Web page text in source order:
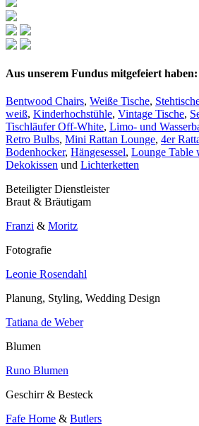
Aus unserem Fundus mitgefeiert haben:
Bentwood Chairs, Weiße Tische,
weiß, Kinderhochstühle, Vintage Tische,
Tischläufer Off-White, Limo- und
Retro Bulbs, Mini Rattan Lounge, 4er
Bodenhocker, Hängesessel, Lounge Table
Dekokissen und Lichterketten
Beteiligter Dienstleister
Braut & Bräutigam
Franzi & Moritz
Fotografie
Leonie Rosendahl
Planung, Styling, Wedding Design
Tatiana de Weber
Blumen
Runo Blumen
Geschirr & Besteck
Fafe Home & Butlers